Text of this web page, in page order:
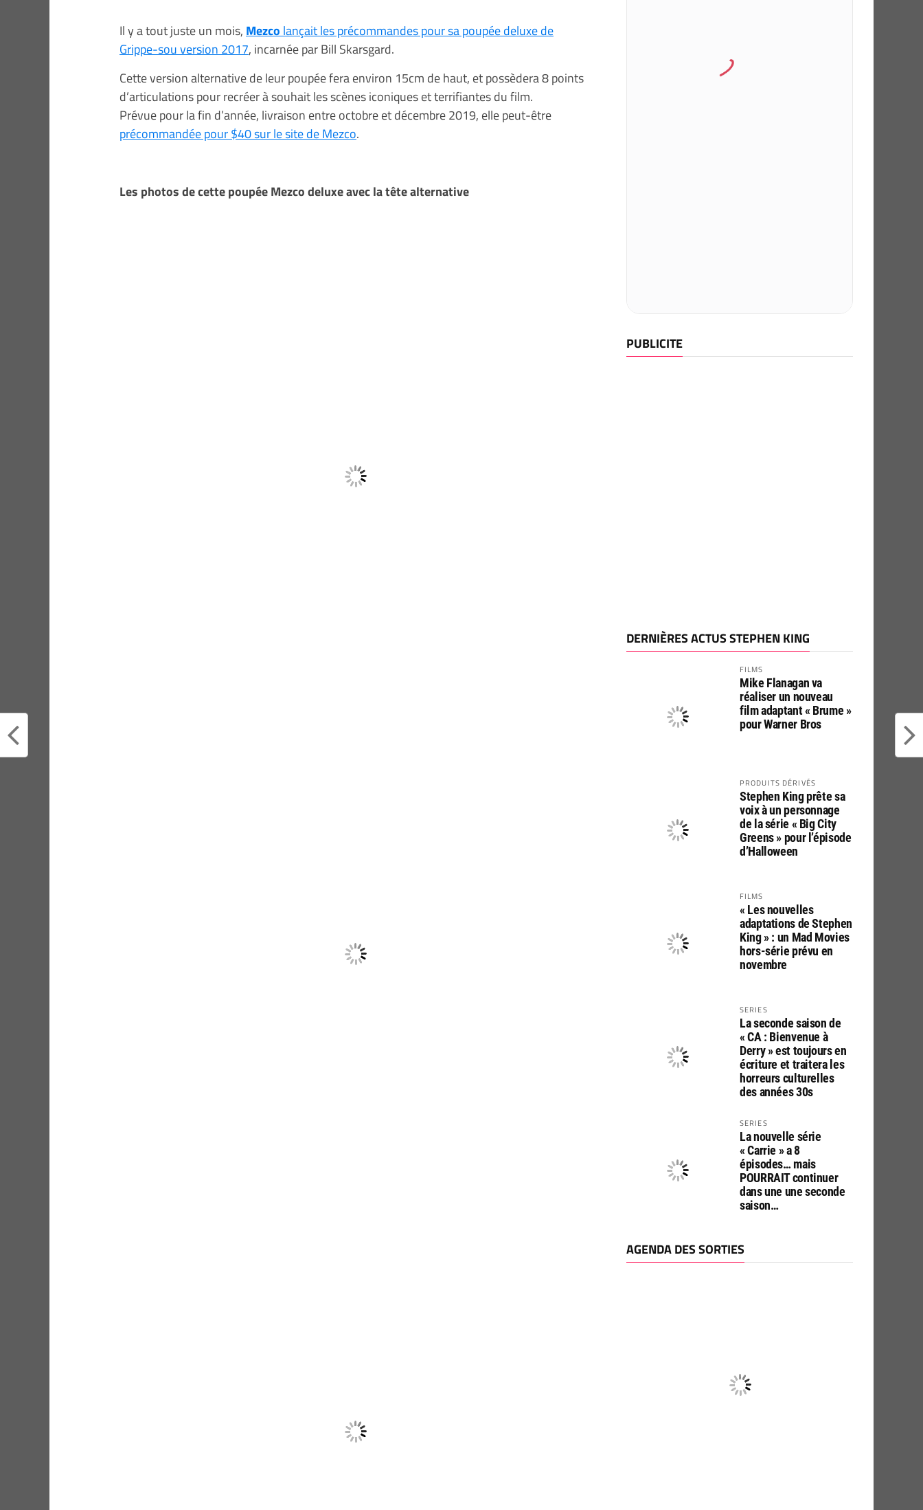
Il y a tout juste un mois, Mezco lançait les précommandes pour sa poupée deluxe de
Grippe-sou version 2017, incarnée par Bill Skarsgard.
Cette version alternative de leur poupée fera environ 15cm de haut, et possèdera 8 points
d’articulations pour recréer à souhait les scènes iconiques et terrifiantes du film.
Prévue pour la fin d’année, livraison entre octobre et décembre 2019, elle peut-être
précommandée pour $40 sur le site de Mezco.
Les photos de cette poupée Mezco deluxe avec la tête alternative
PUBLICITE
DERNIÈRES ACTUS STEPHEN KING
FILMS
Mike Flanagan va
réaliser un nouveau
film adaptant « Brume »
pour Warner Bros
PRODUITS DÉRIVÉS
Stephen King prête sa
voix à un personnage
de la série « Big City
Greens » pour l’épisode
d’Halloween
FILMS
« Les nouvelles
adaptations de Stephen
King » : un Mad Movies
hors-série prévu en
novembre
SERIES
La seconde saison de
« CA : Bienvenue à
Derry » est toujours en
écriture et traitera les
horreurs culturelles
des années 30s
SERIES
La nouvelle série
« Carrie » a 8
épisodes… mais
POURRAIT continuer
dans une une seconde
saison…
AGENDA DES SORTIES